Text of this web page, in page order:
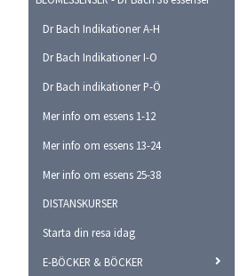
Dr Bach Indikationer A-H
Dr Bach Indikationer I-O
Dr Bach indikationer P-Ö
Mer info om essens 1-12
Mer info om essens 13-24
Mer info om essens 25-38
DISTANSKURSER
Starta din resa idag
E-BÖCKER & BÖCKER